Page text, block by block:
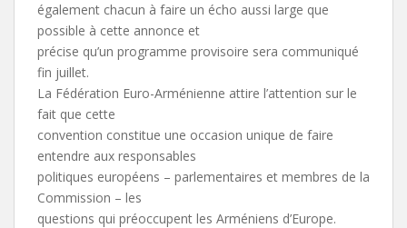
également chacun à faire un écho aussi large que
possible à cette annonce et
précise qu’un programme provisoire sera communiqué
fin juillet.
La Fédération Euro-Arménienne attire l’attention sur le
fait que cette
convention constitue une occasion unique de faire
entendre aux responsables
politiques européens – parlementaires et membres de la
Commission – les
questions qui préoccupent les Arméniens d’Europe.